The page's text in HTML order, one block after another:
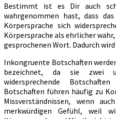
Bestimmt ist es Dir auch
wahrgenommen hast, dass
Körpersprache sich
Körpersprache als ehrlicher
gesprochenen Wort. Dadurch
Inkongruente Botschaften
bezeichnet, da sie zwei
widersprechende
Botschaften führen häufig zu
Missverständnissen, wenn
merkwürdigen Gefühl, weil